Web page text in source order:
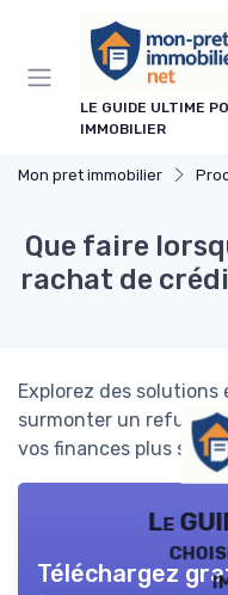
LE GUIDE ULTIME
IMMOBILIER
Mon pret immobilier
Que faire
rachat de
Explorez des
surmonter un refus
vos finances plus
Le
Téléchargez